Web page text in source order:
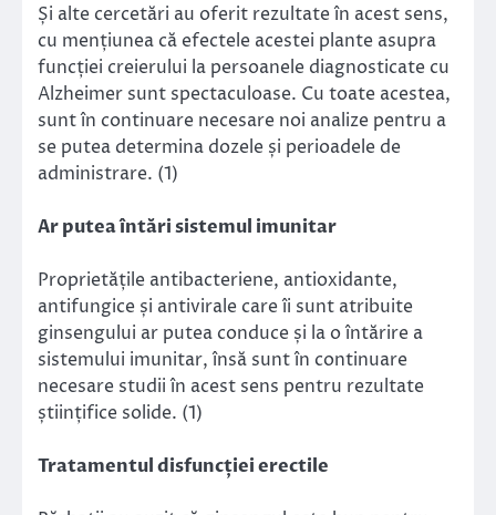
Și alte cercetări au oferit rezultate în acest sens,
cu mențiunea că efectele acestei plante asupra
funcției creierului la persoanele diagnosticate cu
Alzheimer sunt spectaculoase. Cu toate acestea,
sunt în continuare necesare noi analize pentru a
se putea determina dozele și perioadele de
administrare. (1)
Ar putea întări sistemul imunitar
Proprietățile antibacteriene, antioxidante,
antifungice și antivirale care îi sunt atribuite
ginsengului ar putea conduce și la o întărire a
sistemului imunitar, însă sunt în continuare
necesare studii în acest sens pentru rezultate
științifice solide. (1)
Tratamentul disfuncției erectile